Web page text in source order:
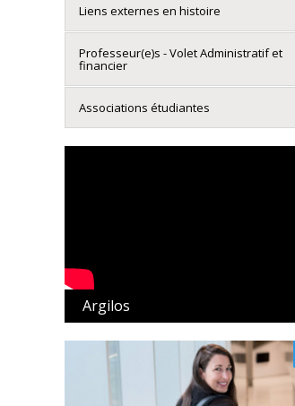
Liens externes en histoire
Professeur(e)s - Volet Administratif et
financier
Associations étudiantes
Argilos